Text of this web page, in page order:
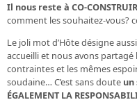
Il nous reste à CO-
comment les souhaitez-vous?
Le joli mot d’Hôte désigne
accueilli et nous avons
contraintes et les mêmes
soudaine… C’est sans doute un
ÉGALEMENT LA